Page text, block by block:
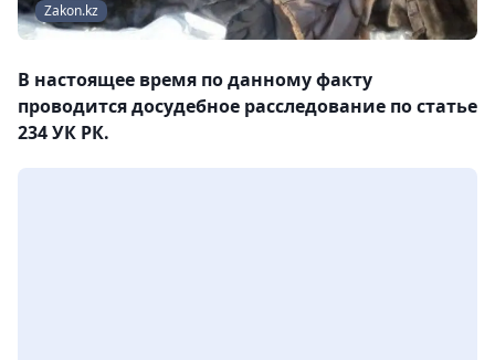
Zakon.kz
В настоящее время по данному факту
проводится досудебное расследование по статье
234 УК РК.